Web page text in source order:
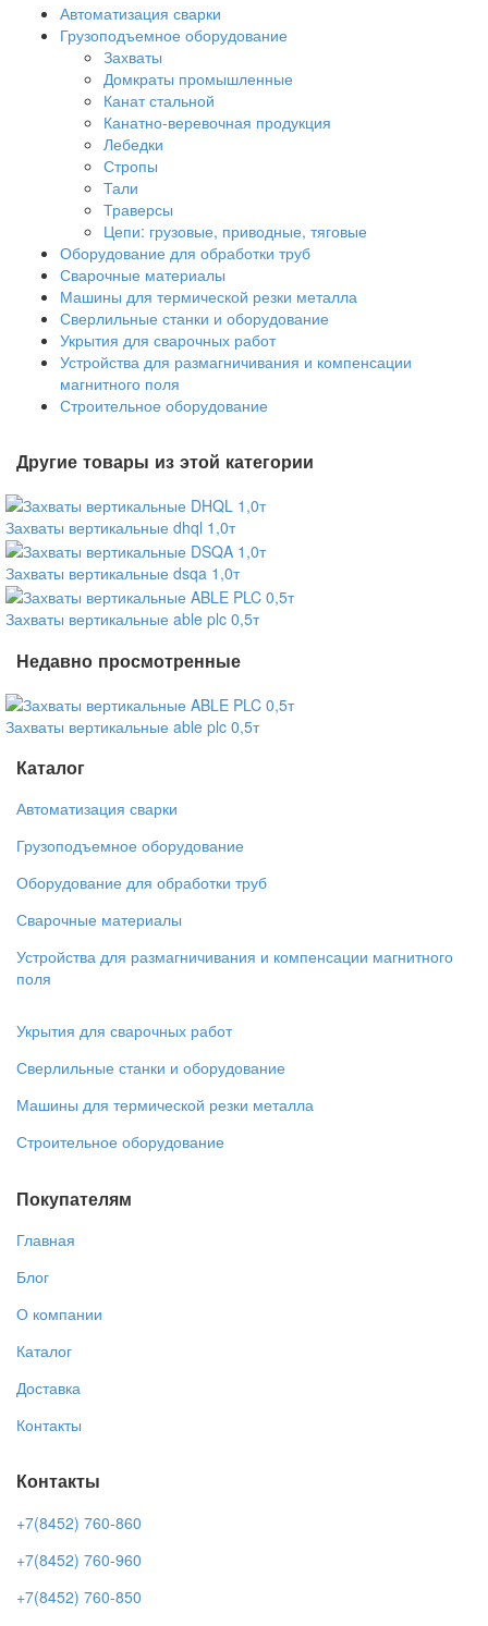
Автоматизация сварки
Грузоподъемное оборудование
Захваты
Домкраты промышленные
Канат стальной
Канатно-веревочная продукция
Лебедки
Стропы
Тали
Траверсы
Цепи: грузовые, приводные, тяговые
Оборудование для обработки труб
Сварочные материалы
Машины для термической резки металла
Сверлильные станки и оборудование
Укрытия для сварочных работ
Устройства для размагничивания и компенсации
магнитного поля
Строительное оборудование
Другие товары из этой категории
Захваты вертикальные dhql 1,0т
Захваты вертикальные dsqa 1,0т
Захваты вертикальные able plc 0,5т
Недавно просмотренные
Захваты вертикальные able plc 0,5т
Каталог
Автоматизация сварки
Грузоподъемное оборудование
Оборудование для обработки труб
Сварочные материалы
Устройства для размагничивания и компенсации магнитного
поля
Укрытия для сварочных работ
Сверлильные станки и оборудование
Машины для термической резки металла
Строительное оборудование
Покупателям
Главная
Блог
О компании
Каталог
Доставка
Контакты
Контакты
+7(8452) 760-860
+7(8452) 760-960
+7(8452) 760-850